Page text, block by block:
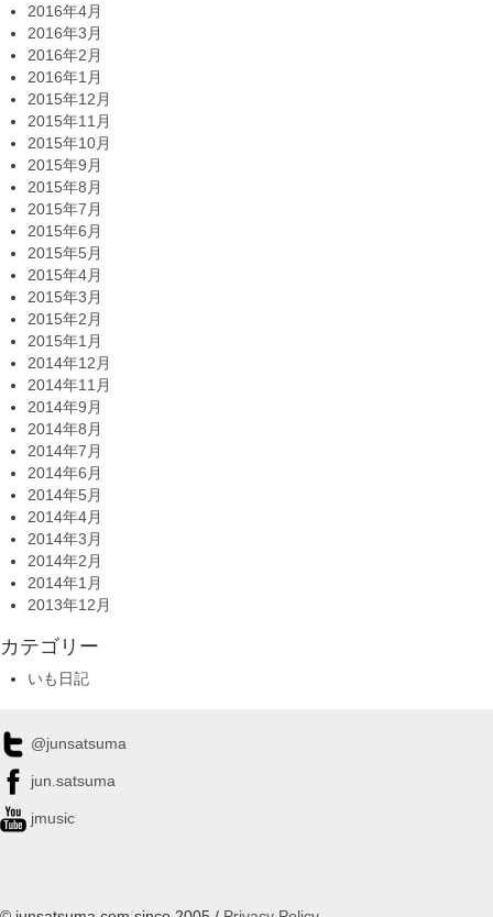
2016年4月
2016年3月
2016年2月
2016年1月
2015年12月
2015年11月
2015年10月
2015年9月
2015年8月
2015年7月
2015年6月
2015年5月
2015年4月
2015年3月
2015年2月
2015年1月
2014年12月
2014年11月
2014年9月
2014年8月
2014年7月
2014年6月
2014年5月
2014年4月
2014年3月
2014年2月
2014年1月
2013年12月
カテゴリー
いも日記
@junsatsuma
jun.satsuma
jmusic